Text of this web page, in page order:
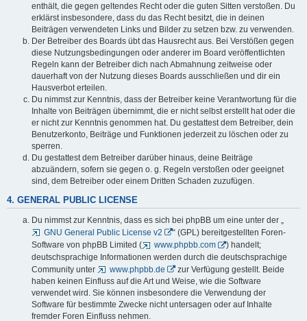
enthält, die gegen geltendes Recht oder die guten Sitten verstoßen. Du
erklärst insbesondere, dass du das Recht besitzt, die in deinen
Beiträgen verwendeten Links und Bilder zu setzen bzw. zu verwenden.
Der Betreiber des Boards übt das Hausrecht aus. Bei Verstößen gegen
diese Nutzungsbedingungen oder anderer im Board veröffentlichten
Regeln kann der Betreiber dich nach Abmahnung zeitweise oder
dauerhaft von der Nutzung dieses Boards ausschließen und dir ein
Hausverbot erteilen.
Du nimmst zur Kenntnis, dass der Betreiber keine Verantwortung für die
Inhalte von Beiträgen übernimmt, die er nicht selbst erstellt hat oder die
er nicht zur Kenntnis genommen hat. Du gestattest dem Betreiber, dein
Benutzerkonto, Beiträge und Funktionen jederzeit zu löschen oder zu
sperren.
Du gestattest dem Betreiber darüber hinaus, deine Beiträge
abzuändern, sofern sie gegen o. g. Regeln verstoßen oder geeignet
sind, dem Betreiber oder einem Dritten Schaden zuzufügen.
4. GENERAL PUBLIC LICENSE
Du nimmst zur Kenntnis, dass es sich bei phpBB um eine unter der „
GNU General Public License v2
“ (GPL) bereitgestellten Foren-
Software von phpBB Limited (
www.phpbb.com
) handelt;
deutschsprachige Informationen werden durch die deutschsprachige
Community unter
www.phpbb.de
zur Verfügung gestellt. Beide
haben keinen Einfluss auf die Art und Weise, wie die Software
verwendet wird. Sie können insbesondere die Verwendung der
Software für bestimmte Zwecke nicht untersagen oder auf Inhalte
fremder Foren Einfluss nehmen.